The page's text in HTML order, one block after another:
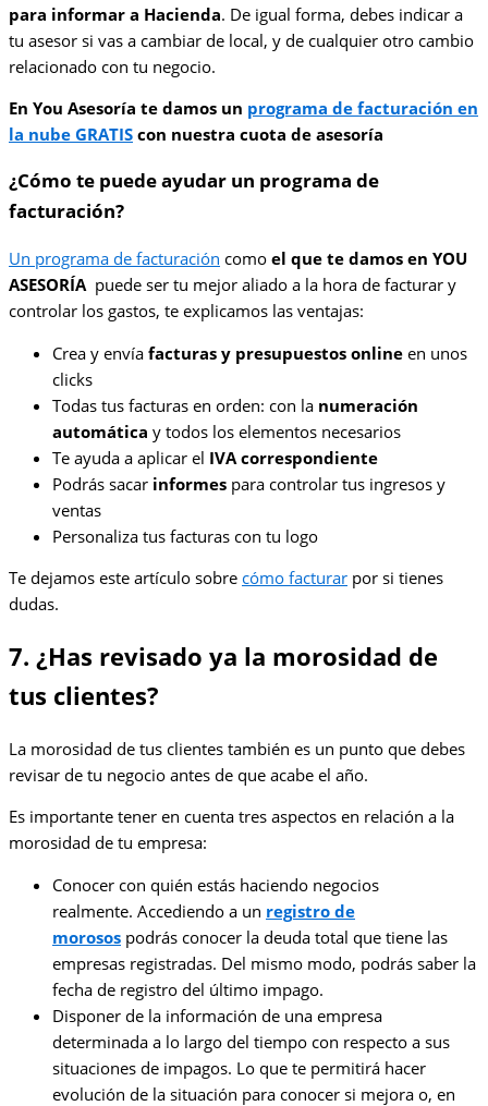
para informar a Hacienda. De igual forma, debes indicar a
tu asesor si vas a cambiar de local, y de cualquier otro cambio
relacionado con tu negocio.
En You Asesoría te damos un programa de facturación en
la nube GRATIS con nuestra cuota de asesoría
¿Cómo te puede ayudar un programa de
facturación?
Un programa de facturación como el que te damos en YOU
ASESORÍA puede ser tu mejor aliado a la hora de facturar y
controlar los gastos, te explicamos las ventajas:
Crea y envía facturas y presupuestos online en unos
clicks
Todas tus facturas en orden: con la numeración
automática y todos los elementos necesarios
Te ayuda a aplicar el IVA correspondiente
Podrás sacar informes para controlar tus ingresos y
ventas
Personaliza tus facturas con tu logo
Te dejamos este artículo sobre cómo facturar por si tienes
dudas.
7. ¿Has revisado ya la morosidad de
tus clientes?
La morosidad de tus clientes también es un punto que debes
revisar de tu negocio antes de que acabe el año.
Es importante tener en cuenta tres aspectos en relación a la
morosidad de tu empresa:
Conocer con quién estás haciendo negocios
realmente. Accediendo a un registro de
morosos podrás conocer la deuda total que tiene las
empresas registradas. Del mismo modo, podrás saber la
fecha de registro del último impago.
Disponer de la información de una empresa
determinada a lo largo del tiempo con respecto a sus
situaciones de impagos. Lo que te permitirá hacer
evolución de la situación para conocer si mejora o, en